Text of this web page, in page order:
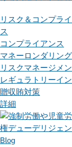
リスク＆コンプラ
ス
コンプライアンス
マネーロンダリング
リスクマネージメン
レギュラトリーイ
贈収賄対策
詳細
Blog